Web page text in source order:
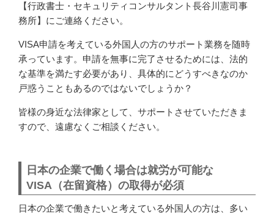
【行政書士・セキュリティコンサルタント長谷川憲司事
務所】にご連絡ください。
VISA申請を考えている外国人の方のサポート業務を随時
承っています。申請を無事に完了させるためには、法的
な基準を満たす必要があり、具体的にどうすべきなのか
戸惑うこともあるのではないでしょうか？
皆様の身近な法律家として、サポートさせていただきま
すので、遠慮なくご相談ください。
日本の企業で働く場合は就労が可能な
VISA（在留資格）の取得が必須
日本の企業で働きたいと考えている外国人の方は、多い